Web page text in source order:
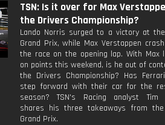
TSN: Is it over for Max
the Drivers Championship?
Lando Norris surged to a victory at
Grand Prix, while Max Verstappen
the race on the opening lap. With Max
on points this weekend, is he out of
the Drivers Championship? Has
step forward with their car for the
season? TSN's Racing analyst Tim
shares his three takeaways from
Grand Prix.